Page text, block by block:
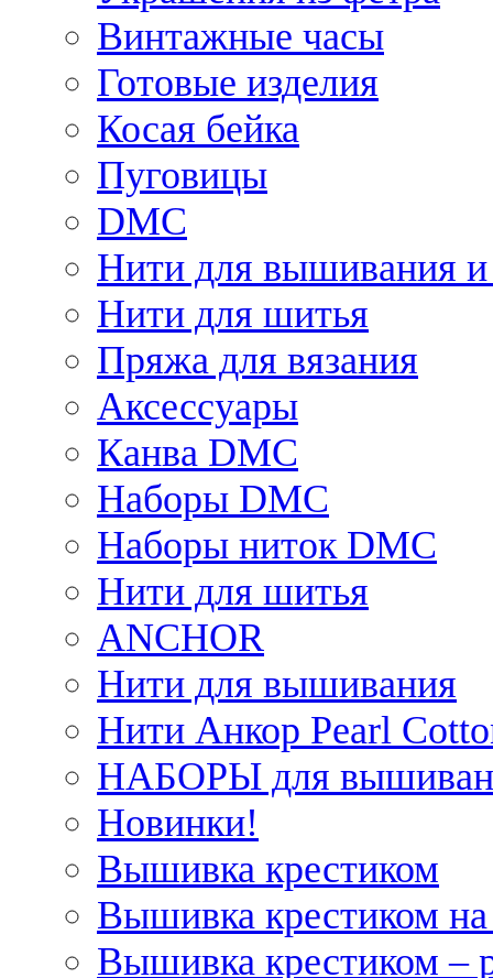
Винтажные часы
Готовые изделия
Косая бейка
Пуговицы
DMC
Нити для вышивания и
Нити для шитья
Пряжа для вязания
Аксессуары
Канва DMC
Наборы DMC
Наборы ниток DMC
Нити для шитья
ANCHOR
Нити для вышивания
Нити Анкор Pearl
НАБОРЫ для
Новинки!
Вышивка крестиком
Вышивка крестиком
Вышивка крестиком –